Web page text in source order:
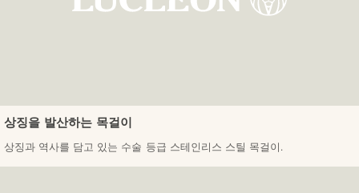
상징을 발산하는 목걸이
상징과 역사를 담고 있는 수술 등급 스테인리스 스틸 목걸이.